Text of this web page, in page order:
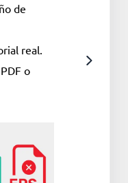
de
real.
o